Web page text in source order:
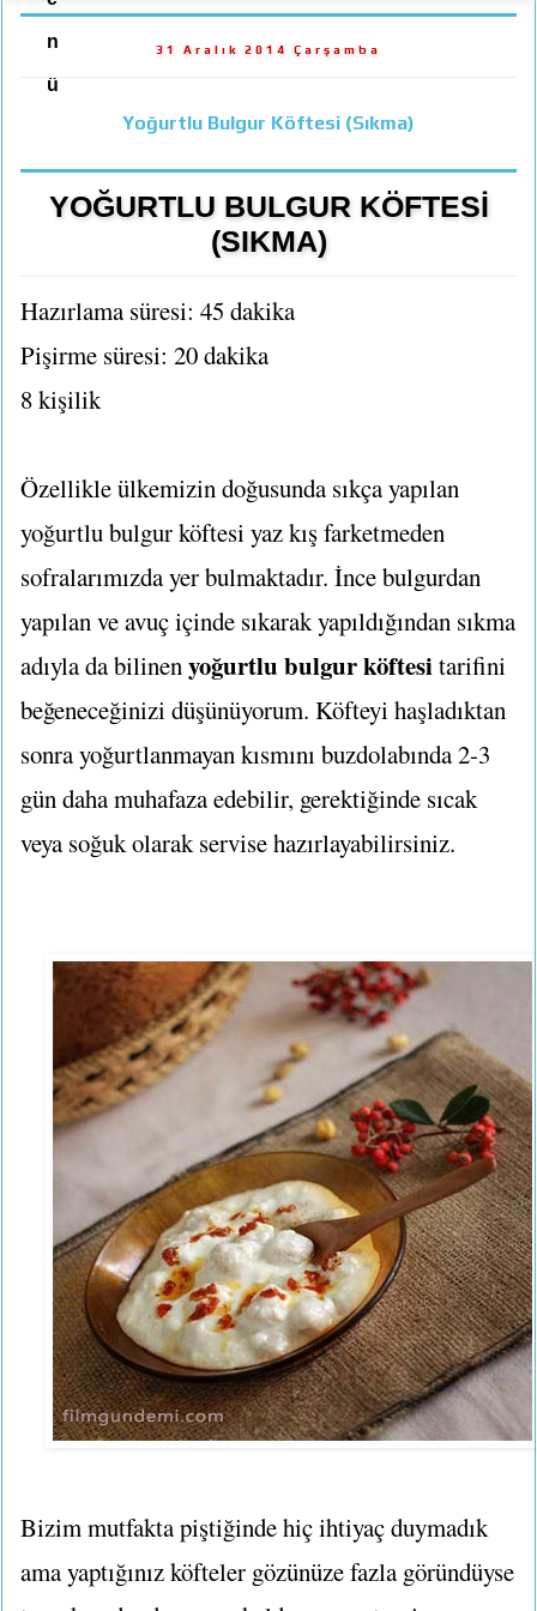
n
ü
31 Aralık 2014 Çarşamba
Yoğurtlu Bulgur Köftesi (Sıkma)
YOĞURTLU BULGUR KÖFTESİ
(SIKMA)
Hazırlama süresi: 45 dakika
Pişirme süresi: 20 dakika
8 kişilik
Özellikle ülkemizin doğusunda sıkça yapılan
yoğurtlu bulgur köftesi yaz kış farketmeden
sofralarımızda yer bulmaktadır. İnce bulgurdan
yapılan ve avuç içinde sıkarak yapıldığından sıkma
adıyla da bilinen yoğurtlu bulgur köftesitarifini
beğeneceğinizi düşünüyorum. Köfteyi haşladıktan
sonra yoğurtlanmayan kısmını buzdolabında 2-3
gün daha muhafaza edebilir, gerektiğinde sıcak
veya soğuk olarak servise hazırlayabilirsiniz.
Bizim mutfakta piştiğinde hiç ihtiyaç duymadık
ama yaptığınız köfteler gözünüze fazla göründüyse